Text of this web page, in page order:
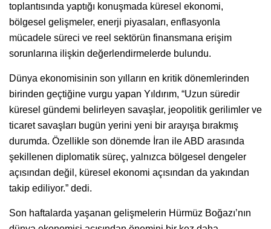
toplantısında yaptığı konuşmada küresel ekonomi,
bölgesel gelişmeler, enerji piyasaları, enflasyonla
mücadele süreci ve reel sektörün finansmana erişim
sorunlarına ilişkin değerlendirmelerde bulundu.
Dünya ekonomisinin son yılların en kritik dönemlerinden
birinden geçtiğine vurgu yapan Yıldırım, “Uzun süredir
küresel gündemi belirleyen savaşlar, jeopolitik gerilimler ve
ticaret savaşları bugün yerini yeni bir arayışa bırakmış
durumda. Özellikle son dönemde İran ile ABD arasında
şekillenen diplomatik süreç, yalnızca bölgesel dengeler
açısından değil, küresel ekonomi açısından da yakından
takip ediliyor.” dedi.
Son haftalarda yaşanan gelişmelerin Hürmüz Boğazı’nın